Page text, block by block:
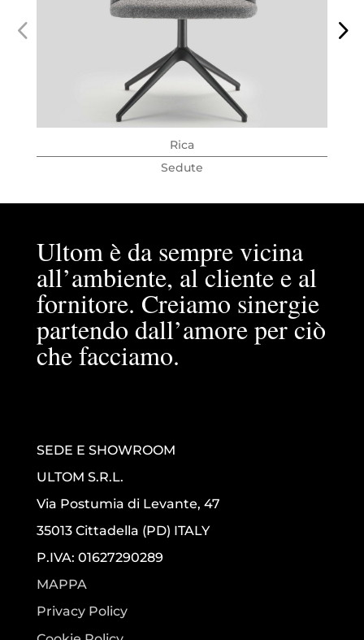
Rica
Sedute
Ultom è da sempre vicina
all’ambiente, al cliente e al
fornitore. Creiamo sinergie
partendo dall’amore per ciò
che facciamo.
SEDE E SHOWROOM
ULTOM S.R.L.
Via Postumia di Levante, 47
35013 Cittadella (PD) ITALY
P.IVA: 01627290289
MAPPA
Privacy Policy